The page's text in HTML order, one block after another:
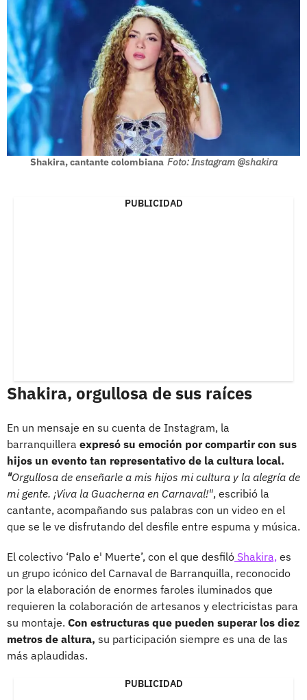
Shakira, cantante colombiana Foto: Instagram @shakira
PUBLICIDAD
Shakira, orgullosa de sus raíces
En un mensaje en su cuenta de Instagram, la
barranquillera expresó su emoción por compartir con sus
hijos un evento tan representativo de la cultura local.
"Orgullosa de enseñarle a mis hijos mi cultura y la alegría de
mi gente. ¡Viva la Guacherna en Carnaval!", escribió la
cantante, acompañando sus palabras con un video en el
que se le ve disfrutando del desfile entre espuma y música.
El colectivo ‘Palo e' Muerte’, con el que desfiló Shakira, es
un grupo icónico del Carnaval de Barranquilla, reconocido
por la elaboración de enormes faroles iluminados que
requieren la colaboración de artesanos y electricistas para
su montaje. Con estructuras que pueden superar los diez
metros de altura, su participación siempre es una de las
más aplaudidas.
PUBLICIDAD